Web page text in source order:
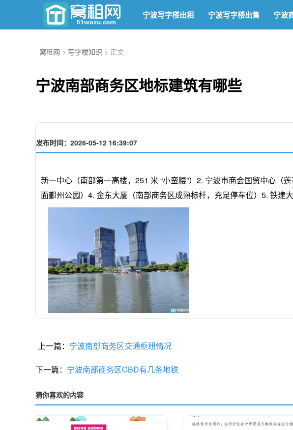
宁波写字楼出租 宁波写字楼出售 宁波
窝租网 > 写字楼知识 > 正文
宁波南部商务区地标建筑有哪些
发布时间：2026-05-12 16:39:07
新一中心（南部第一高楼，251 米 “小蛮腰”）2. 宁波市商会国贸中心（
面鄞州公园）4. 金东大厦（南部商务区成熟标杆，充足停车位）5. 铁建
上一篇： 宁波南部商务区交通枢纽情况
下一篇： 宁波南部商务区CBD有几条地铁
猜你喜欢的内容